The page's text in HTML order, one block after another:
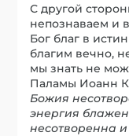
С другой
непознаваем и
Бог благ в
благим вечно,
мы знать не
Паламы Иоанн
Божия
энергия
несотворенна